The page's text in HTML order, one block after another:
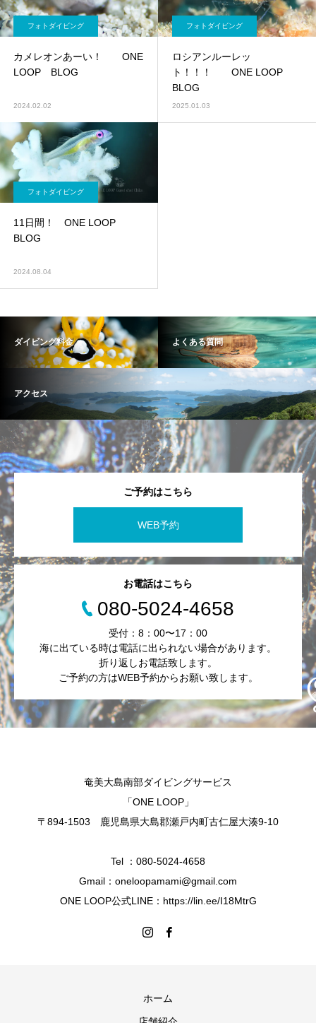
フォトダイビング
カメレオンあーい！ ONE
LOOP BLOG
2024.02.02
フォトダイビング
ロシアンルーレッ
ト！！！ ONE LOOP
BLOG
2025.01.03
フォトダイビング
11日間！ ONE LOOP
BLOG
2024.08.04
ダイビング料金 よくある質問
アクセス
ご予約はこちら
WEB予約
お電話はこちら
080-5024-4658
受付：8：00〜17：00
海に出ている時は電話に出られない場合があります。
折り返しお電話致します。
ご予約の方はWEB予約からお願い致します。
奄美大島南部ダイビングサービス
「ONE LOOP」
〒894-1503 鹿児島県大島郡瀬戸内町古仁屋大湊9-10
Tel ：080-5024-4658
Gmail：oneloopamami@gmail.com
ONE LOOP公式LINE：https://lin.ee/I18MtrG
ホーム